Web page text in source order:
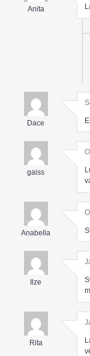
Anita
Dace
gaiss
Anabella
Ilze
Rita